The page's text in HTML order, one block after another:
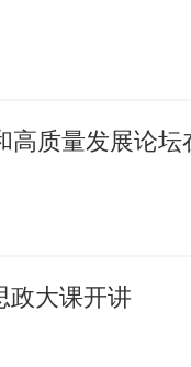
高质量发展论坛
政大课开讲